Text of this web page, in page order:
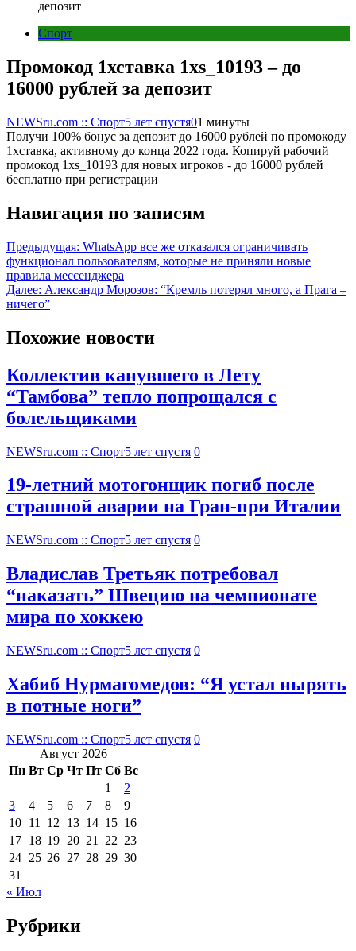
депозит
Спорт
Промокод 1хставка 1xs_10193 – до
16000 рублей за депозит
NEWSru.com :: Спорт5 лет спустя01 минуты
Получи 100% бонус за депозит до 16000 рублей по промокоду
1хставка, активному до конца 2022 года. Копируй рабочий
промокод 1xs_10193 для новых игроков - до 16000 рублей
бесплатно при регистрации
Навигация по записям
Предыдущая: WhatsApp все же отказался ограничивать
функционал пользователям, которые не приняли новые
правила мессенджера
Далее: Александр Морозов: “Кремль потерял много, а Прага –
ничего”
Похожие новости
Коллектив канувшего в Лету
“Тамбова” тепло попрощался с
болельщиками
NEWSru.com :: Спорт5 лет спустя 0
19-летний мотогонщик погиб после
страшной аварии на Гран-при Италии
NEWSru.com :: Спорт5 лет спустя 0
Владислав Третьяк потребовал
“наказать” Швецию на чемпионате
мира по хоккею
NEWSru.com :: Спорт5 лет спустя 0
Хабиб Нурмагомедов: “Я устал нырять
в потные ноги”
NEWSru.com :: Спорт5 лет спустя 0
Август 2026
Пн Вт Ср Чт Пт Сб Вс
1
2
3
4 5 6 7 8
9
10 11 12 13 14 15 16
17 18 19 20 21 22 23
24 25 26 27 28 29 30
31
« Июл
Рубрики